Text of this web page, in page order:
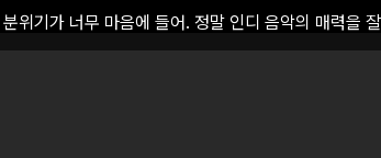
분위기가 너무 마음에 들어. 정말 인디 음악의 매력을 잘